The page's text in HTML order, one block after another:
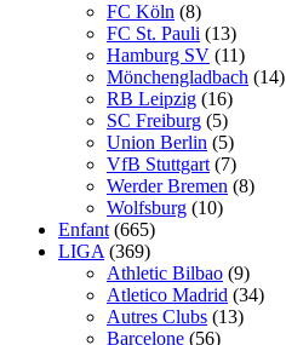
FC Köln (8)
FC St. Pauli (13)
Hamburg SV (11)
Mönchengladbach (14)
RB Leipzig (16)
SC Freiburg (5)
Union Berlin (5)
VfB Stuttgart (7)
Werder Bremen (8)
Wolfsburg (10)
Enfant (665)
LIGA (369)
Athletic Bilbao (9)
Atletico Madrid (34)
Autres Clubs (13)
Barcelone (56)